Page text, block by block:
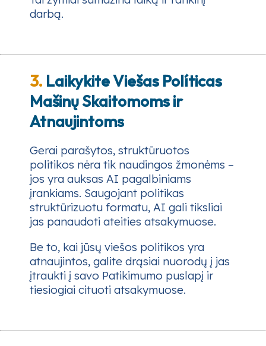
darbą.
3. Laikykite Viešas Políticas
Mašinų Skaitomoms ir
Atnaujintoms
Gerai parašytos, struktūruotos
politikos nėra tik naudingos žmonėms –
jos yra auksas AI pagalbiniams
įrankiams. Saugojant politikas
struktūrizuotu formatu, AI gali tiksliai
jas panaudoti ateities atsakymuose.
Be to, kai jūsų viešos politikos yra
atnaujintos, galite drąsiai nuorodų į jas
įtraukti į savo Patikimumo puslapį ir
tiesiogiai cituoti atsakymuose.